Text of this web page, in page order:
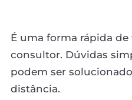
É uma forma rápida de
consultor. Dúvidas
podem ser
distância.